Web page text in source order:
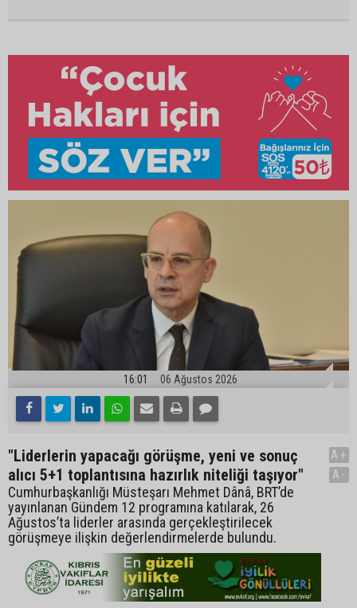
16:01 06 Ağustos 2026
"Liderlerin yapacağı görüşme, yeni ve sonuç
alıcı 5+1 toplantısına hazırlık niteliği taşıyor"
Cumhurbaşkanlığı Müsteşarı Mehmet Dânâ, BRT’de
yayınlanan Gündem 12 programına katılarak, 26
Ağustos’ta liderler arasında gerçekleştirilecek
görüşmeye ilişkin değerlendirmelerde bulundu.
A+
A-